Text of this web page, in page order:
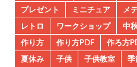
プレゼント
ミニチュア メ
レトロ
ワークショップ 中
作り方
作り方PDF 作ろ方
夏休み
子供 子供教室 季